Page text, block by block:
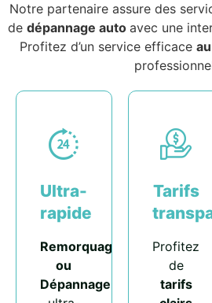
Notre partenaire assure des
de dépannage auto avec une
Profitez d’un service efficace
Ultra-
rapide
Remorquage
ou
Dépannage
Tarifs
Profitez
de
tarifs